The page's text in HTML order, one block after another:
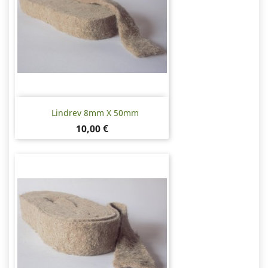
Lindrev 8mm X 50mm
Pris
10,00 €